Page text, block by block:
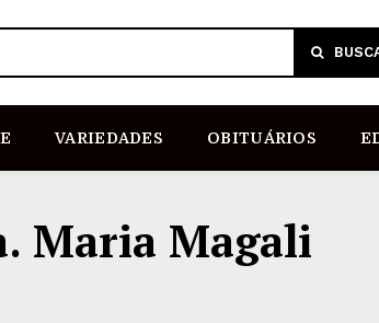
VARIEDADES OBITUÁRIOS
Maria Magali